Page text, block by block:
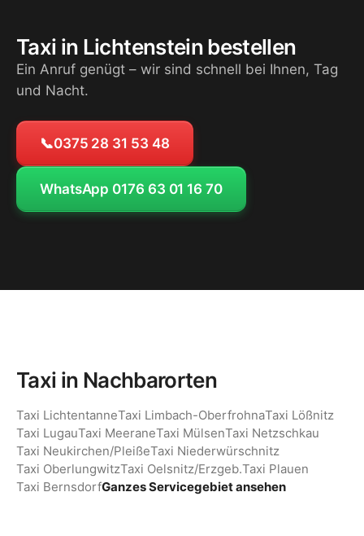
Taxi in Lichtenstein bestellen
Ein Anruf genügt – wir sind schnell bei Ihnen, Tag
und Nacht.
📞0375 28 31 53 48
WhatsApp 0176 63 01 16 70
Taxi in Nachbarorten
Taxi LichtentanneTaxi Limbach-OberfrohnaTaxi Lößnitz
Taxi LugauTaxi MeeraneTaxi MülsenTaxi Netzschkau
Taxi Neukirchen/PleißeTaxi Niederwürschnitz
Taxi OberlungwitzTaxi Oelsnitz/Erzgeb.Taxi Plauen
Taxi BernsdorfGanzes Servicegebiet ansehen